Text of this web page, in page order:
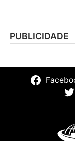
PUBLICIDADE